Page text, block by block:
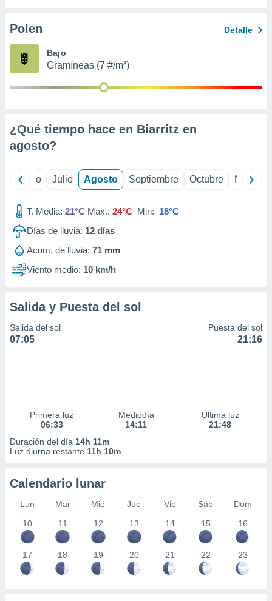
e
mediante
publicidad
publicidad
de
Polen Detalle
Bajo
Gramíneas (7 #/m³)
¿Qué tiempo hace en Biarritz en
agosto?
Junio Julio Agosto Septiembre Octubre
T. Media: 21°C Max.: 24°C Min: 18°C
Días de lluvia: 12 días
Acum. de lluvia: 71 mm
Viento medio: 10 km/h
Salida y Puesta del sol
Salida del sol
07:05
Puesta del sol
21:16
Primera luz
06:33
Mediodía
14:11
Última luz
21:48
Duración del día 14h 11m
Luz diurna restante 11h 10m
Calendario lunar
Lun Mar Mié Jue Vie Sáb
Dom
10
11 12 13 14 15 16
17 18 19 20 21 22 23